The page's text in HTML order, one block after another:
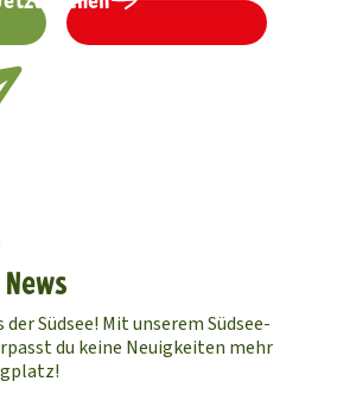
Südsee! Mit unserem Südsee-
du keine Neuigkeiten mehr